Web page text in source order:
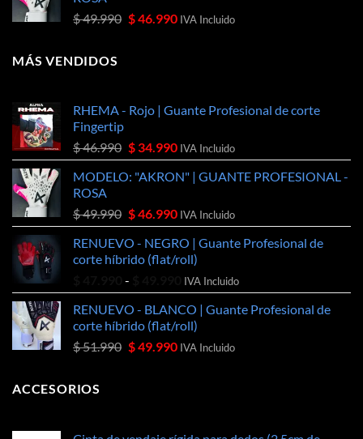
$49.990 El
$46.990ElIVA Incluido
MÁS VENDIDOS
RHEMA - Rojo | Guante Profesional de corte
Fingertip
$46.990 El
precio
original
$ 46.990.
$34.990El
precio
actual
$ 34.990.
IVA Incluido
MODELO: "AKRON" | GUANTE PROFESIONAL -
ROSA
$49.990 El
precio
original
era:
$ 49.990.
$46.990El
precio
actual
es:
$ 46.990.
IVA Incluido
RENUEVO - NEGRO | Guante Profesional de
corte híbrido (flat/roll)
-
Rango
de
precios:
desde
$ 47.990
IVA Incluido
RENUEVO - BLANCO | Guante Profesional de
corte híbrido (flat/roll)
$51.990 El
$49.990ElIVA Incluido
ACCESORIOS